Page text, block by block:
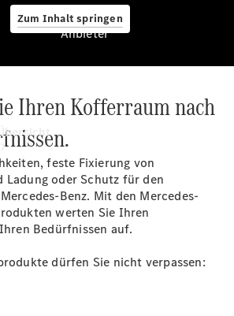
Zum Inhalt springen
Anbieter
Ihren Kofferraum nach
feste Fixierung von
Ladung oder Schutz für den
Benz. Mit den Mercedes-
werten Sie Ihren
Bedürfnissen auf.
dürfen Sie nicht verpassen: